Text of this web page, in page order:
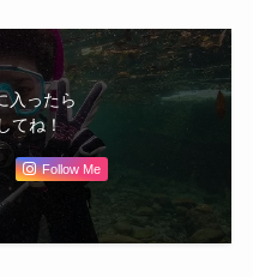
入ったら
てね！
Follow Me